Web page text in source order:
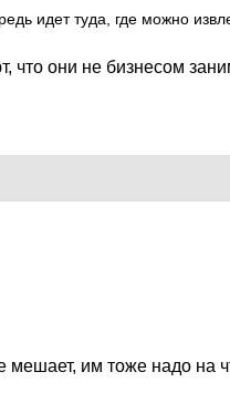
идет туда, где можно
что они не бизнесом
мешает, им тоже надо на